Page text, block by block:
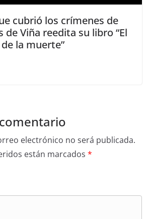
cubrió los crímenes de
de Viña reedita su libro “El
la muerte”
electrónico no será publicada.
están marcados *